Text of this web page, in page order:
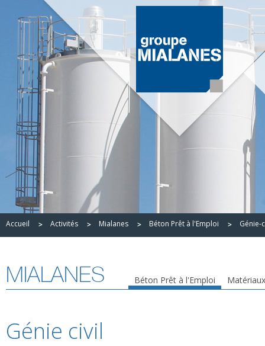
Accueil Activités Mialanes Béton Prêt à l'Emploi Génie-
MIALANES Béton Prêt à l'Emploi
Génie civil